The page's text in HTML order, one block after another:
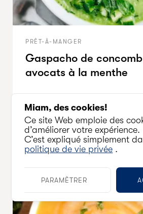
Miam, des cookies!
Ce site Web emploie des
d’améliorer votre expérience.
C’est expliqué simplement
politique de vie privée .
PARAMÈTRER
PRÊT-À-MANGER
Gaspacho de
avocats à la menthe
1890
2 portions